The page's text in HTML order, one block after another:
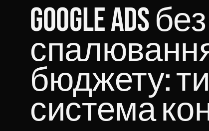
Google Ads без
бюджету:
система